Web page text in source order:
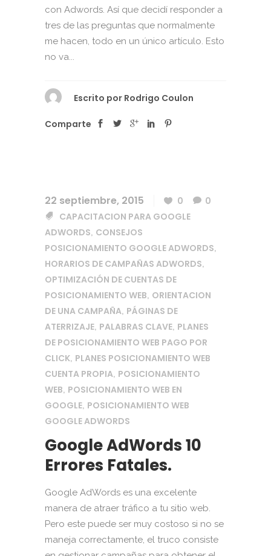
con Adwords. Así que decidí responder a
tres de las preguntas que normalmente
me hacen, todo en un único artículo. Esto
no va...
Escrito por Rodrigo Coulon
Comparte
22 septiembre, 2015 0
0
CAPACITACION PARA GOOGLE
ADWORDS, CONSEJOS
POSICIONAMIENTO GOOGLE ADWORDS,
HORARIOS DE CAMPAÑAS ADWORDS,
OPTIMIZACIÓN DE CUENTAS DE
POSICIONAMIENTO WEB, ORIENTACION
DE UNA CAMPAÑA, PÁGINAS DE
ATERRIZAJE, PALABRAS CLAVE, PLANES
DE POSICIONAMIENTO WEB PAGO POR
CLICK, PLANES POSICIONAMIENTO WEB
CUENTA PROPIA, POSICIONAMIENTO
WEB, POSICIONAMIENTO WEB EN
GOOGLE, POSICIONAMIENTO WEB
GOOGLE ADWORDS
Google AdWords 10
Errores Fatales.
Google AdWords es una excelente
manera de atraer tráfico a tu sitio web.
Pero este puede ser muy costoso si no se
maneja correctamente, el truco consiste